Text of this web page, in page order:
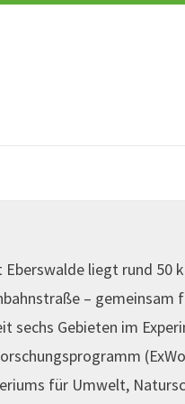
Eberswalde liegt rund 50
– gemeinsam
sechs Gebieten im
für Umwelt,